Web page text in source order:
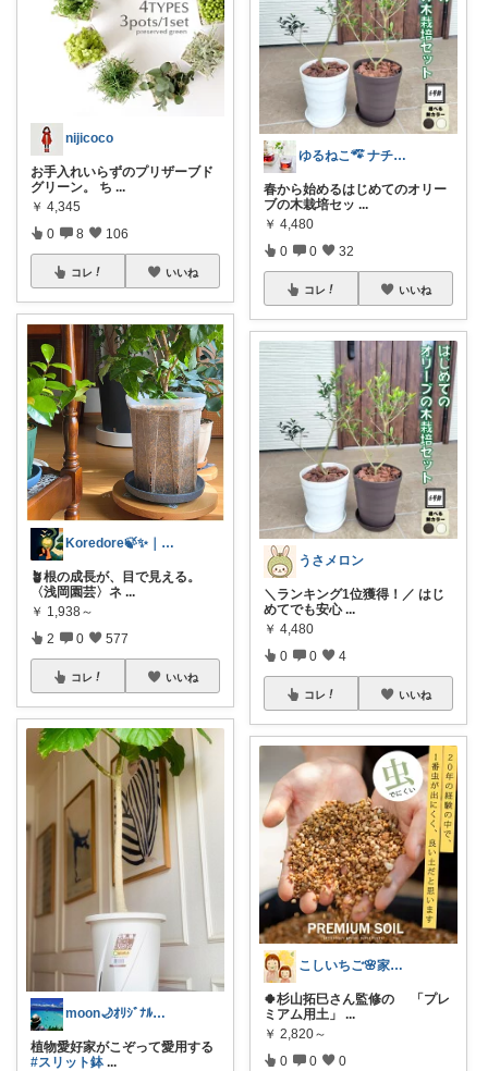
nijicoco
お手入れいらずのプリザーブド
グリーン。 ち ...
￥ 4,345
0 8 106
コレ いいね
Koredore🍃✨️｜Simple
🪴根の成長が、目で見える。
〈浅岡園芸〉ネ ...
￥ 1,938～
2 0 577
コレ いいね
moon🌙ｵﾘｼﾞﾅﾙ写真多め📸
植物愛好家がこぞって愛用する
#スリット鉢 ...
ゆるねこ🐾໊ ナチュレ
春から始めるはじめてのオリー
ブの木栽培セッ ...
￥ 4,480
0 0 32
コレ いいね
うさメロン
＼ランキング1位獲得！／ はじ
めてでも安心 ...
￥ 4,480
0 0 4
コレ いいね
こしいちご🌸家庭菜園とおすすめ🍀
🍀杉山拓巳さん監修の 「プレ
ミアム用土」
...
￥ 2,820～
0 0 0